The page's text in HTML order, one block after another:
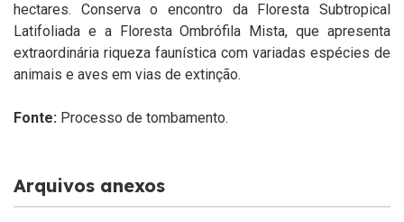
hectares. Conserva o encontro da Floresta Subtropical
Latifoliada e a Floresta Ombrófila Mista, que apresenta
extraordinária riqueza faunística com variadas espécies de
animais e aves em vias de extinção.
Fonte: Processo de tombamento.
Arquivos anexos